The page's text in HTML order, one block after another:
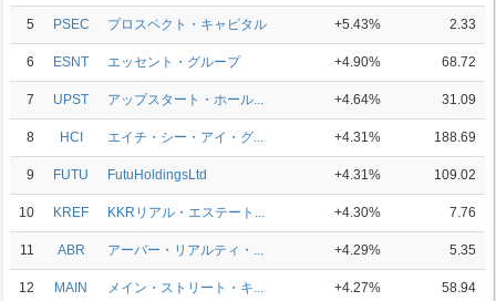
5 PSEC プロスペクト・キャピタル +5.43% 2.33
6 ESNT エッセント・グループ +4.90% 68.72
7 UPST アップスタート・ホール... +4.64% 31.09
8 HCI エイチ・シー・アイ・グ... +4.31% 188.69
9 FUTU FutuHoldingsLtd +4.31% 109.02
10 KREF KKRリアル・エステート... +4.30% 7.76
11 ABR アーバー・リアルティ・... +4.29% 5.35
12 MAIN メイン・ストリート・キ... +4.27% 58.94